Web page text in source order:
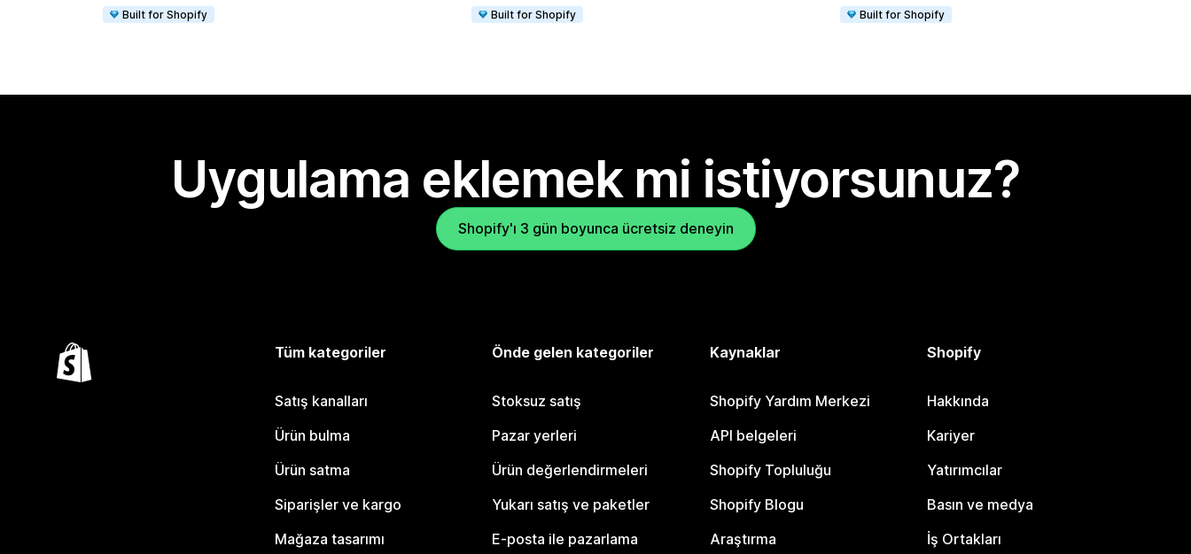
Built for Shopify
Built for Shopify
Built for Shopify
Uygulama eklemek mi istiyorsunuz?
Shopify'ı 3 gün boyunca ücretsiz deneyin
Tüm kategoriler
Satış kanalları
Ürün bulma
Ürün satma
Siparişler ve kargo
Mağaza tasarımı
Önde gelen kategoriler
Stoksuz satış
Pazar yerleri
Ürün değerlendirmeleri
Yukarı satış ve paketler
E-posta ile pazarlama
Kaynaklar
Shopify Yardım Merkezi
API belgeleri
Shopify Topluluğu
Shopify Blogu
Araştırma
Shopify
Hakkında
Kariyer
Yatırımcılar
Basın ve medya
İş Ortakları